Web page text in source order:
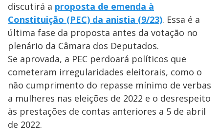
discutirá a proposta de emenda à
Constituição (PEC) da anistia (9/23). Essa é a
última fase da proposta antes da votação no
plenário da Câmara dos Deputados.
Se aprovada, a PEC perdoará políticos que
cometeram irregularidades eleitorais, como o
não cumprimento do repasse mínimo de verbas
a mulheres nas eleições de 2022 e o desrespeito
às prestações de contas anteriores a 5 de abril
de 2022.